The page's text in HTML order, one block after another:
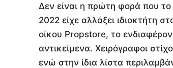
Δεν είναι η πρώτη φορά που
2022 είχε αλλάξει ιδιοκτήτη
οίκου Propstore, το
αντικείμενα. Χειρόγραφοι
ενώ στην ίδια λίστα